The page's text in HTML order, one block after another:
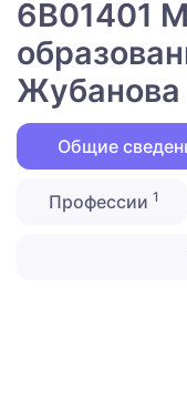
6B01401
Жубанова
Общие
Профессии 1